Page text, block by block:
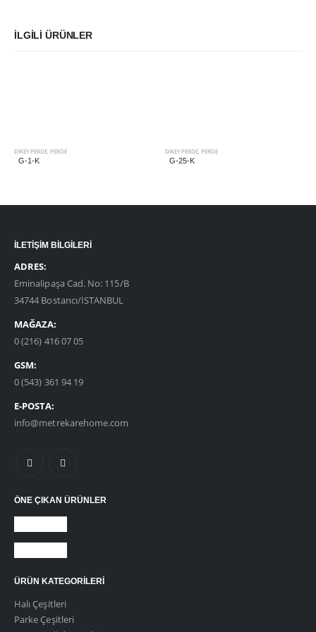
İLGILI ÜRÜNLER
DIKEY PERDE, PERDE
G-1-K
DIKEY PERDE, PERDE
G-25-K
İLETİŞİM BİLGİLERİ
ADRES:
Eminalipaşa Cad. No: 115/B
34744 Bostancı/İSTANBUL
MAĞAZA:
0 (216) 416 07 05
GSM:
0 (543) 361 94 19
E-POSTA:
info@metrekarehome.com
ÖNE ÇIKAN ÜRÜNLER
ÜRÜN KATEGORILERI
Halı Çeşitleri
Parke Çeşitleri